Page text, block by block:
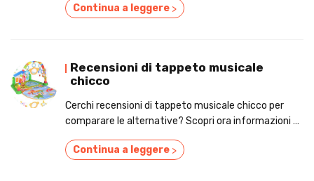
Continua a leggere >
Recensioni di tappeto musicale
chicco
Cerchi recensioni di tappeto musicale chicco per
comparare le alternative? Scopri ora informazioni e
Continua a leggere >